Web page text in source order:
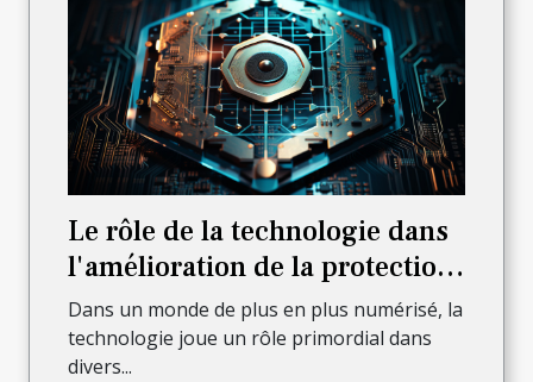
Le rôle de la technologie dans
l'amélioration de la protection
juridique
Dans un monde de plus en plus numérisé, la
technologie joue un rôle primordial dans
divers...